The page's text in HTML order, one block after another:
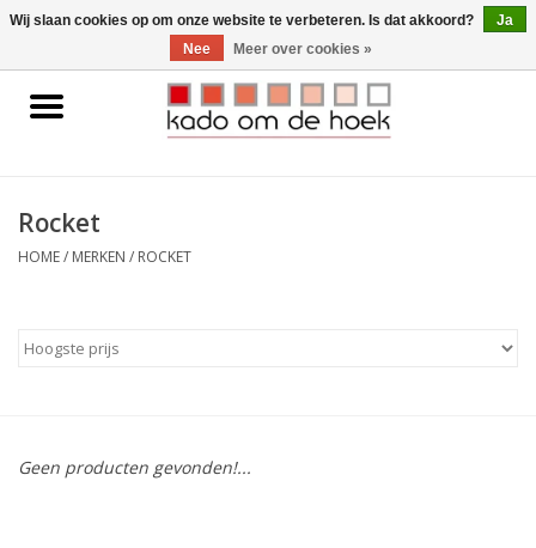
0 Artikelen - €0,00
Home
Gadgets
Rocket
HOME/ MERKEN / ROCKET
Geen producten gevonden!...
Wij slaan cookies op om onze website te verbeteren. Is dat akkoord?
Ja
Nee
Meer over cookies »